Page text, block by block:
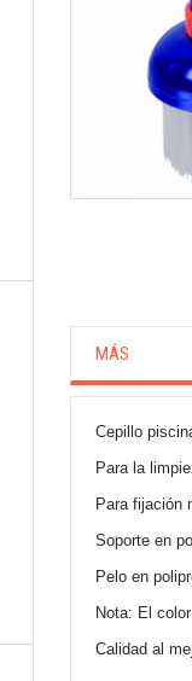
MÁS
Cepillo
Para la
Para fijación
Soporte en
Pelo en
Nota: El
Calidad al